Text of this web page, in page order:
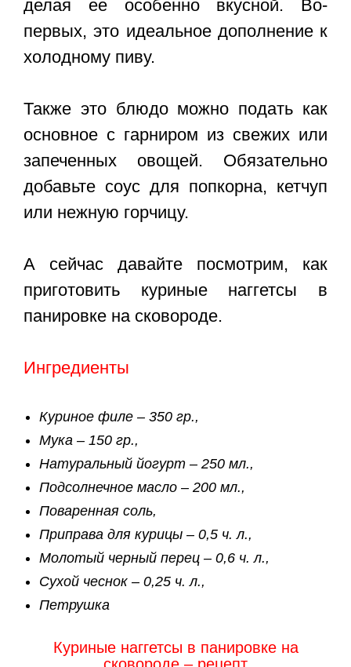
делая ее особенно вкусной. Во-
первых, это идеальное дополнение к
холодному пиву.
Также это блюдо можно подать как
основное с гарниром из свежих или
запеченных овощей. Обязательно
добавьте соус для попкорна, кетчуп
или нежную горчицу.
А сейчас давайте посмотрим, как
приготовить куриные наггетсы в
панировке на сковороде.
Ингредиенты
Куриное филе – 350 гр.,
Мука – 150 гр.,
Натуральный йогурт – 250 мл.,
Подсолнечное масло – 200 мл.,
Поваренная соль,
Приправа для курицы – 0,5 ч. л.,
Молотый черный перец – 0,6 ч. л.,
Сухой чеснок – 0,25 ч. л.,
Петрушка
Куриные наггетсы в панировке на